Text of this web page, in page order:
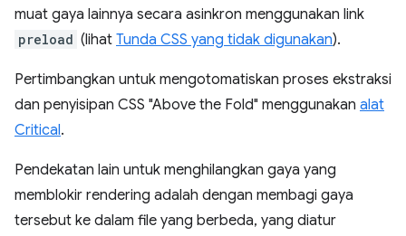
muat gaya lainnya secara asinkron menggunakan link
preload (lihat Tunda CSS yang tidak digunakan).
Pertimbangkan untuk mengotomatiskan proses ekstraksi
dan penyisipan CSS "Above the Fold" menggunakan alat
Critical.
Pendekatan lain untuk menghilangkan gaya yang
memblokir rendering adalah dengan membagi gaya
tersebut ke dalam file yang berbeda, yang diatur